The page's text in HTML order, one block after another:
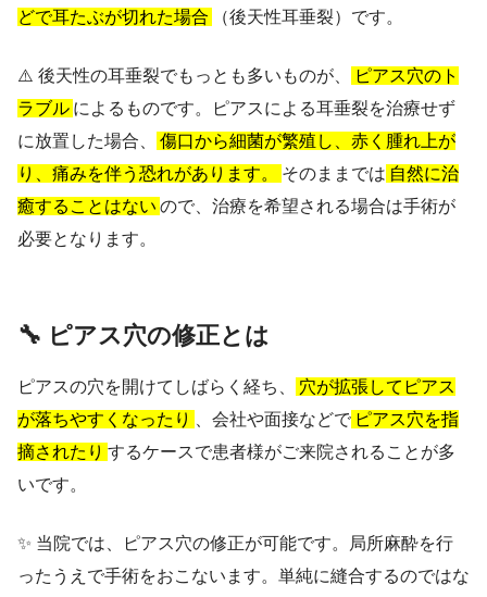
どで耳たぶが切れた場合
（後天性耳垂裂）です。
⚠️ 後天性の耳垂裂でもっとも多いものが、
ピアス穴のト
ラブル によるものです。ピアスによる耳垂裂を治療せず
に放置した場合、
傷口から細菌が繁殖し、赤く腫れ上が
り、痛みを伴う恐れがあります。
そのままでは 自然に治
癒することはない ので、治療を希望される場合は手術が
必要となります。
🔧 ピアス穴の修正とは
ピアスの穴を開けてしばらく経ち、
穴が拡張してピアス
が落ちやすくなったり
、会社や面接などで ピアス穴を指
摘されたり するケースで患者様がご来院されることが多
いです。
✨ 当院では、ピアス穴の修正が可能です。局所麻酔を行
ったうえで手術をおこないます。単純に縫合するのではな